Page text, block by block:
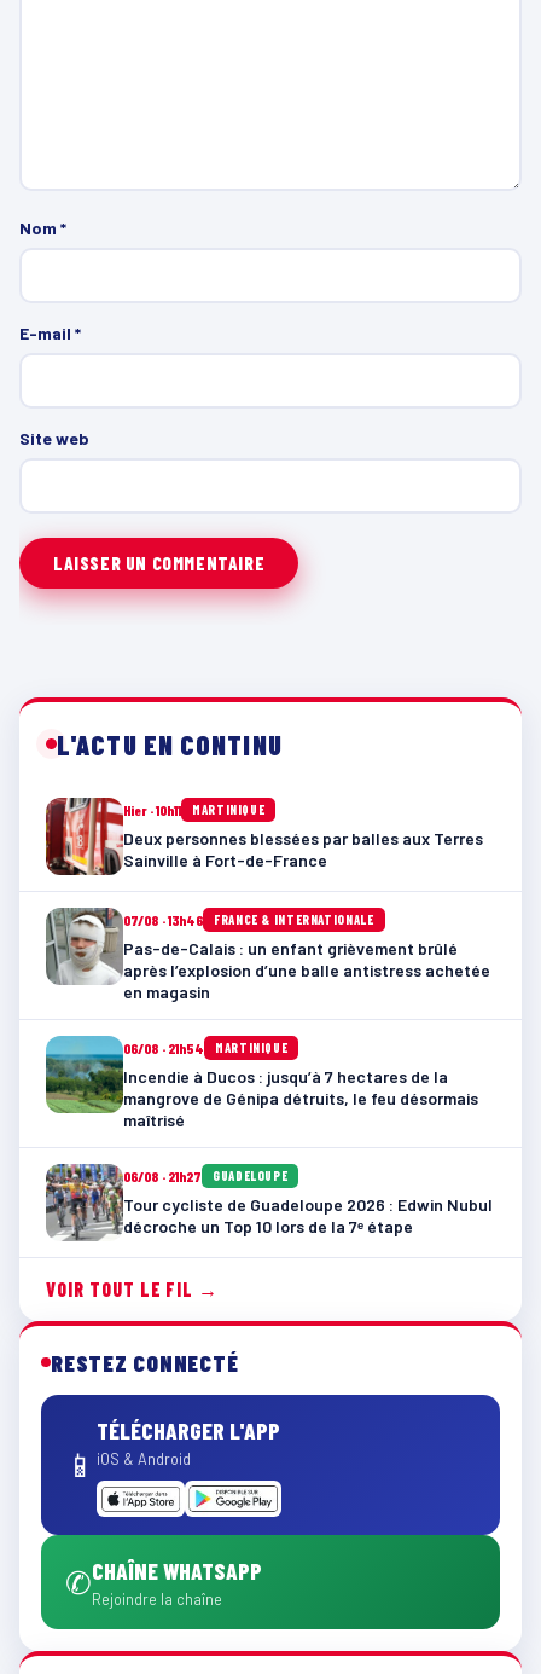
Nom *
E-mail *
Site web
L'ACTU EN CONTINU
Hier · 10h11 MARTINIQUE
Deux personnes blessées par balles aux Terres
Sainville à Fort-de-France
07/08 · 13h46 FRANCE & INTERNATIONALE
Pas-de-Calais : un enfant grièvement brûlé
après l’explosion d’une balle antistress achetée
en magasin
06/08 · 21h54 MARTINIQUE
Incendie à Ducos : jusqu’à 7 hectares de la
mangrove de Génipa détruits, le feu désormais
maîtrisé
06/08 · 21h27 GUADELOUPE
Tour cycliste de Guadeloupe 2026 : Edwin Nubul
décroche un Top 10 lors de la 7ᵉ étape
VOIR TOUT LE FIL →
RESTEZ CONNECTÉ
📱
TÉLÉCHARGER L'APP
iOS & Android
✆CHAÎNE WHATSAPP
Rejoindre la chaîne